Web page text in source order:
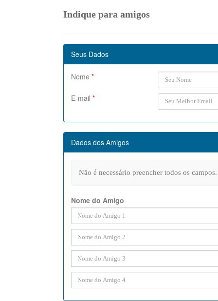
Indique para amigos
Seus Dados
Nome *
E-mail *
Dados dos Amigos
Não é necessário preencher todos os campos.
Nome do Amigo